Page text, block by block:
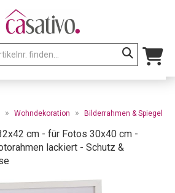
» Wohndekoration » Bilderrahmen & Spiegel
cm - für Fotos 30x40 cm -
lackiert - Schutz &